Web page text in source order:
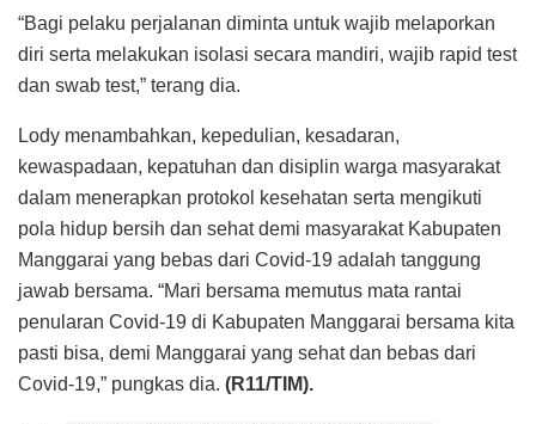
“Bagi pelaku perjalanan diminta untuk wajib melaporkan
diri serta melakukan isolasi secara mandiri, wajib rapid test
dan swab test,” terang dia.
Lody menambahkan, kepedulian, kesadaran,
kewaspadaan, kepatuhan dan disiplin warga masyarakat
dalam menerapkan protokol kesehatan serta mengikuti
pola hidup bersih dan sehat demi masyarakat Kabupaten
Manggarai yang bebas dari Covid-19 adalah tanggung
jawab bersama. “Mari bersama memutus mata rantai
penularan Covid-19 di Kabupaten Manggarai bersama kita
pasti bisa, demi Manggarai yang sehat dan bebas dari
Covid-19,” pungkas dia. (R11/TIM).